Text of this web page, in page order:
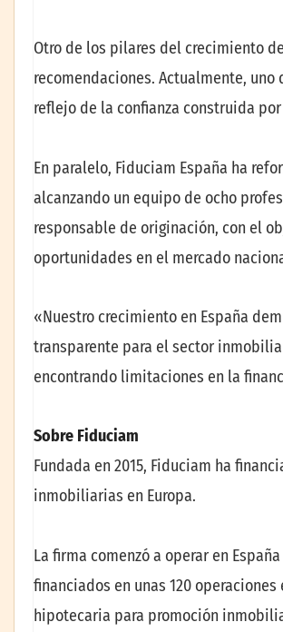
Otro de los pilares del crecimiento
recomendaciones. Actualmente,
reflejo de la confianza construida
En paralelo, Fiduciam España ha
alcanzando un equipo de ocho
responsable de originación, con el
oportunidades en el mercado
«Nuestro crecimiento en España
transparente para el sector
encontrando limitaciones en la
Sobre Fiduciam
Fundada en 2015, Fiduciam ha
inmobiliarias en Europa.
La firma comenzó a operar en
financiados en unas 120
hipotecaria para promoción